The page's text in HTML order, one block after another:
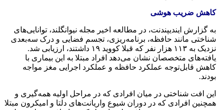
کاهش ضریب هوشی
به گزارش ایندیپندنت، در مطالعه اخیر مجله نیوانگلند، توانایی‌های
شناختی مانند حافظه، برنامه‌ریزی، تجسم فضایی و درک سه‌بعدی
نزدیک به ۱۱۳ هزار نفر که قبلا کووید ۱۹ داشتند، ارزیابی شد.
یافته‌های متخصصان نشان می‌دهد افراد مبتلا به این بیماری با
کاهش قابل‌توجه عملکرد حافظه و عملکرد اجرایی مغز مواجه
بودند.
این افت شناختی در میان افرادی که در مراحل اولیه همه‌گیری و
همچنین افرادی که در دوران شیوع واریانت‌های دلتا و امیکرون مبتلا